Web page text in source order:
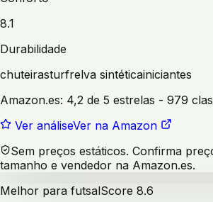
8.1
Durabilidade
chuteirasturfrelva sintéticainiciantes
Amazon.es: 4,2 de 5 estrelas - 979
Ver análiseVer na Amazon
Sem preços estáticos. Confirma
tamanho e vendedor na Amazon.es.
Melhor para futsalScore 8.6